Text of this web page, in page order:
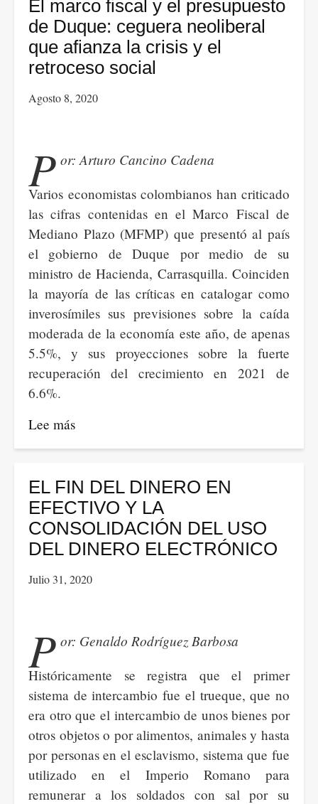
confinamiento
obligatorio
¿Reactivación
o
riesgo
recaída?
El marco fiscal y el presupuesto
de Duque: ceguera neoliberal
que afianza la crisis y el
retroceso social
Agosto 8, 2020
P or: Arturo Cancino Cadena
Varios economistas colombianos han criticado
las cifras contenidas en el Marco Fiscal de
Mediano Plazo (MFMP) que presentó al país
el gobierno de Duque por medio de su
ministro de Hacienda, Carrasquilla. Coinciden
la mayoría de las críticas en catalogar como
inverosímiles sus previsiones sobre la caída
moderada de la economía este año, de apenas
5.5%, y sus proyecciones sobre la fuerte
recuperación del crecimiento en 2021 de
6.6%.
Lee más
El
fiscal
y
el
presupuesto
Duque:
que
la
crisis
y
el
retroceso
social
EL FIN DEL DINERO EN
EFECTIVO Y LA
CONSOLIDACIÓN DEL USO
DEL DINERO ELECTRÓNICO
Julio 31, 2020
P or: Genaldo Rodríguez Barbosa
Históricamente se registra que el primer
sistema de intercambio fue el trueque, que no
era otro que el intercambio de unos bienes por
otros objetos o por alimentos, animales y hasta
por personas en el esclavismo, sistema que fue
utilizado en el Imperio Romano para
remunerar a los soldados con sal por su